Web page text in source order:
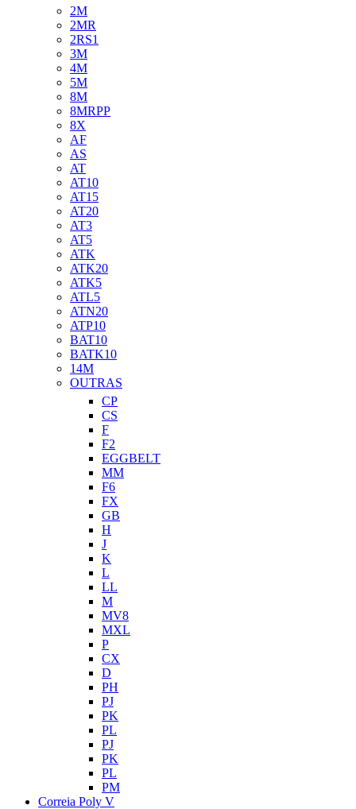
2M
2MR
2RS1
3M
4M
5M
8M
8MRPP
8X
AF
AS
AT
AT10
AT15
AT20
AT3
AT5
ATK
ATK20
ATK5
ATL5
ATN20
ATP10
BAT10
BATK10
14M
OUTRAS
CP
CS
F
F2
EGGBELT
MM
F6
FX
GB
H
J
K
L
LL
M
MV8
MXL
P
CX
D
PH
PJ
PK
PL
PJ
PK
PL
PM
Correia Poly V